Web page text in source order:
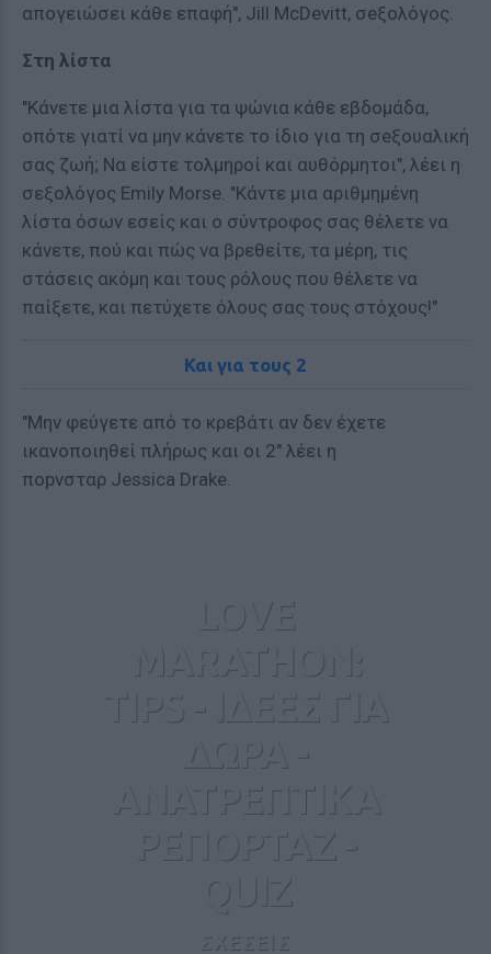
απογειώσει κάθε επαφή", Jill McDevitt, σeξολόγος.
Στη λίστα
"Κάνετε μια λίστα για τα ψώνια κάθε εβδομάδα,
οπότε γιατί να μην κάνετε το ίδιο για τη σeξουαλική
σας ζωή; Να είστε τολμηροί και αυθόρμητοι", λέει η
σεξολόγος Emily Morse. "Κάντε μια αριθμημένη
λίστα όσων εσείς και ο σύντροφος σας θέλετε να
κάνετε, πού και πώς να βρεθείτε, τα μέρη, τις
στάσεις ακόμη και τους ρόλους που θέλετε να
παίξετε, και πετύχετε όλους σας τους στόχους!"
Και για τους 2
"Μην φεύγετε από το κρεβάτι αν δεν έχετε
ικανοποιηθεί πλήρως και οι 2" λέει η
ποpνσταρ Jessica Drake.
LOVE
MARATHON:
TIPS - ΙΔΕΕΣ ΓΙΑ
ΔΩΡΑ -
ΑΝΑΤΡΕΠΤΙΚΑ
ΡΕΠΟΡΤΑΖ -
QUIZ
ΣΧΕΣΕΙΣ